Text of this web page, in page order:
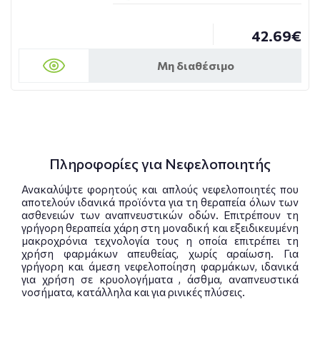
42.69€
Μη διαθέσιμο
Πληροφορίες για Νεφελοποιητής
Ανακαλύψτε φορητούς και απλούς νεφελοποιητές που
αποτελούν ιδανικά προϊόντα για τη θεραπεία όλων των
ασθενειών των αναπνευστικών οδών. Επιτρέπουν τη
γρήγορη θεραπεία χάρη στη μοναδική και εξειδικευμένη
μακροχρόνια τεχνολογία τους η οποία επιτρέπει τη
χρήση φαρμάκων απευθείας, χωρίς αραίωση. Για
γρήγορη και άμεση νεφελοποίηση φαρμάκων, ιδανικά
για χρήση σε κρυολογήματα , άσθμα, αναπνευστικά
νοσήματα, κατάλληλα και για ρινικές πλύσεις.